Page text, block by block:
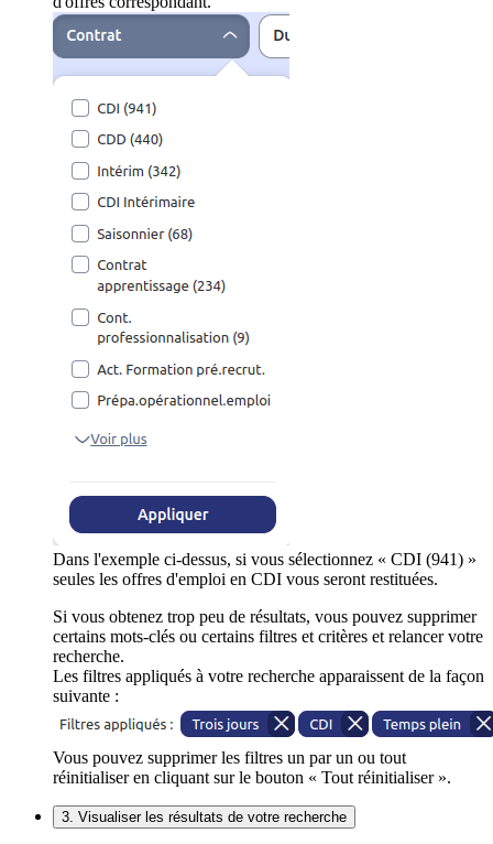
Dans l'exemple ci-dessus, si vous sélectionnez « CDI (941) »
seules les offres d'emploi en CDI vous seront restituées.
Si vous obtenez trop peu de résultats, vous pouvez supprimer
certains mots-clés ou certains filtres et critères et relancer votre
recherche.
Les filtres appliqués à votre recherche apparaissent de la façon
suivante :
Vous pouvez supprimer les filtres un par un ou tout
réinitialiser en cliquant sur le bouton « Tout réinitialiser ».
3. Visualiser les résultats de votre recherche